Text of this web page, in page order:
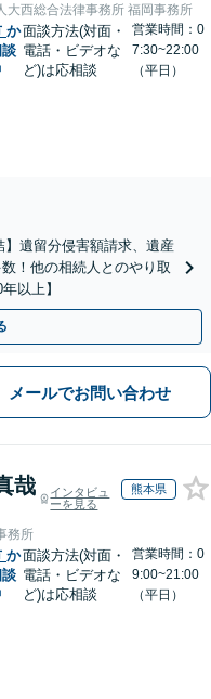
大西総合法律事務所 福岡事務所
か
談
面談方法(対面・
電話・ビデオな
ど)は応相談
営業時間：0
7:30~22:00
（平日）
】遺留分侵害額請求、遺産
！他の相続人とのやり取
以上】
メールでお問い合わせ
哉
インタビュ
ーを見る
熊本県
務所
か
談
面談方法(対面・
電話・ビデオな
ど)は応相談
営業時間：0
9:00~21:00
（平日）